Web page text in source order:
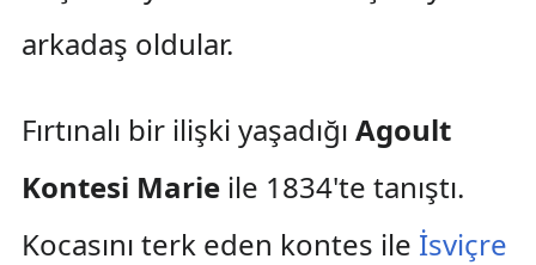
arkadaş oldular.
Fırtınalı bir ilişki yaşadığı Agoult
Kontesi Marieile 1834'te tanıştı.
Kocasını terk eden kontes ile İsviçre